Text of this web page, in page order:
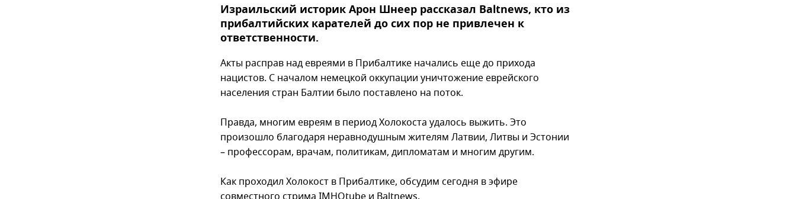
Израильский историк Арон Шнеер рассказал Baltnews, кто из
прибалтийских карателей до сих пор не привлечен к
ответственности.
Акты расправ над евреями в Прибалтике начались еще до прихода
нацистов. С началом немецкой оккупации уничтожение еврейского
населения стран Балтии было поставлено на поток.
Правда, многим евреям в период Холокоста удалось выжить. Это
произошло благодаря неравнодушным жителям Латвии, Литвы и Эстонии
– профессорам, врачам, политикам, дипломатам и многим другим.
Как проходил Холокост в Прибалтике, обсудим сегодня в эфире